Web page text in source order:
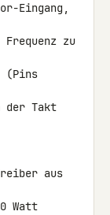
Eingang,
zu
(Pins
der Takt
aus
Watt